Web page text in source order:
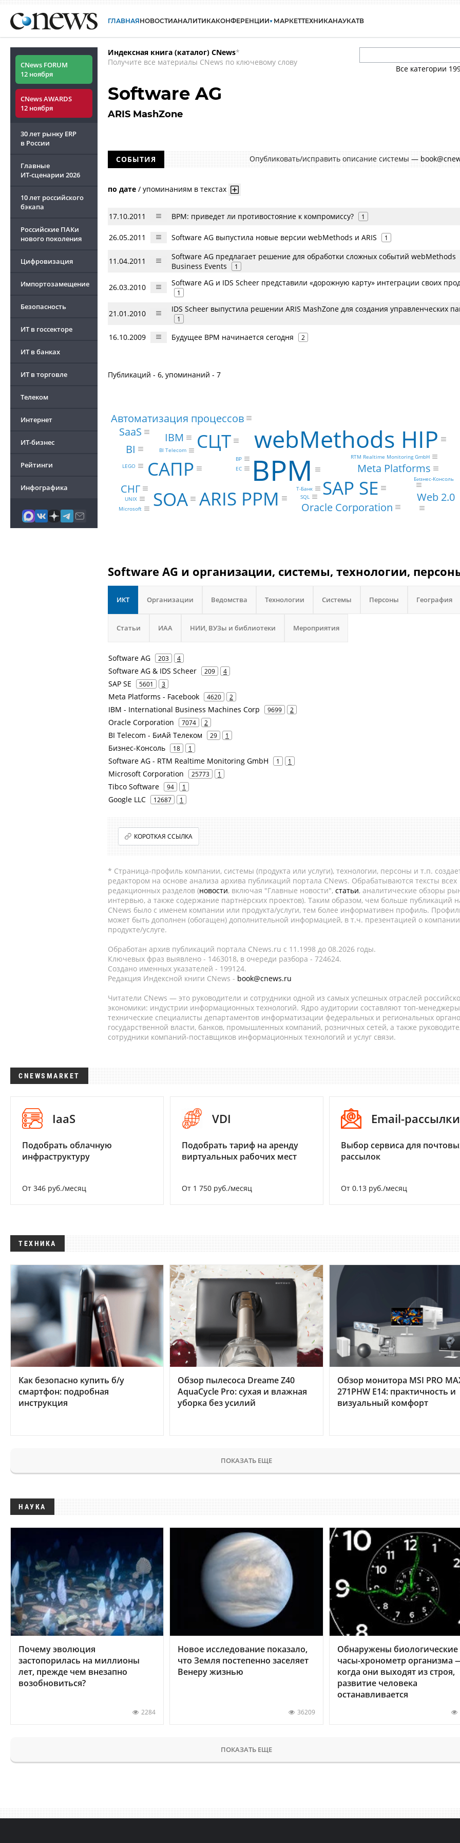
ГЛАВНАЯНОВОСТИАНАЛИТИКАКОНФЕРЕНЦИИ МАРКЕТТЕХНИКАНАУКАТВ
CNews FORUM
12 ноября
CNews AWARDS
12 ноября
30 лет рынку ERP
в России
Главные
ИТ-сценарии 2026
10 лет российского
бэкапа
Российские ПАКи
нового поколения
Цифровизация
Импортозамещение
Безопасность
ИТ в госсекторе
ИТ в банках
ИТ в торговле
Телеком
Интернет
ИТ-бизнес
Рейтинги
Инфографика
Индексная книга (каталог) CNews*
Получите все материалы CNews по ключевому слову
Все категории
Software AG
ARIS MashZone
СОБЫТИЯ Опубликовать/исправить описание системы —
по дате / упоминаниям в текстах
17.10.2011 BPM: приведет ли противостояние к компромиссу? 1
26.05.2011 Software AG выпустила новые версии webMethods и ARIS 1
11.04.2011
Software AG предлагает решение для обработки сложных событий webMethods
Business Events
1
26.03.2010 Software AG и IDS Scheer представили «дорожную карту» интеграции своих
1
21.01.2010 IDS Scheer выпустила решении ARIS MashZone для создания управленческих
1
16.10.2009 Будущее BPM начинается сегодня 2
Публикаций - 6, упоминаний - 7
BPM
webMethods HIP
SAP SE
СЦТ
САПР
SOA ARIS PPM
Meta Platforms
IBM
Oracle Corporation
Web 2.0
SaaS
Автоматизация процессов
BI
СНГ
BI Telecom
Бизнес-Консоль
RTM Realtime Monitoring GmbH
Т-Банк
Microsoft
BP
LEGO
UNIX SQL
ЕС
Software AG и организации, системы, технологии,
ИКТ Организации Ведомства Технологии Системы Персоны География
Статьи ИАА НИИ, ВУЗы и библиотеки Мероприятия
Software AG 203 4
Software AG & IDS Scheer 209 4
SAP SE 5601 3
Meta Platforms - Facebook 4620 2
IBM - International Business Machines Corp 9699 2
Oracle Corporation 7074 2
BI Telecom - БиАй Телеком 29 1
Бизнес-Консоль 18 1
Software AG - RTM Realtime Monitoring GmbH 1 1
Microsoft Corporation 25773 1
Tibco Software 94 1
Google LLC 12687 1
КОРОТКАЯ ССЫЛКА
* Страница-профиль компании, системы (продукта или услуги), технологии, персоны и т.п.
редактором на основе анализа архива публикаций портала CNews. Обрабатываются тексты всех
редакционных разделов (новости, включая "Главные новости", статьи, аналитические обзоры
интервью, а также содержание партнёрских проектов). Таким образом, чем больше публикаций
CNews было с именем компании или продукта/услуги, тем более информативен профиль.
может быть дополнен (обогащен) дополнительной информацией, в т.ч. презентацией о
продукте/услуге.
Обработан архив публикаций портала CNews.ru c 11.1998 до 08.2026 годы.
Ключевых фраз выявлено - 1463018, в очереди разбора - 724624.
Создано именных указателей - 199124.
Редакция Индексной книги CNews - book@cnews.ru
Читатели CNews — это руководители и сотрудники одной из самых успешных отраслей
экономики: индустрии информационных технологий. Ядро аудитории составляют топ-
технические специалисты департаментов информатизации федеральных и региональных
государственной власти, банков, промышленных компаний, розничных сетей, а также
сотрудники компаний-поставщиков информационных технологий и услуг связи.
CNEWSMARKET
IaaS
Подобрать облачную
инфраструктуру
От 346 руб./месяц
VDI
Подобрать тариф на аренду
виртуальных рабочих мест
От 1 750 руб./месяц
Email-рассылки
Выбор сервиса для
рассылок
От 0.13 руб./месяц
ТЕХНИКА
Как безопасно купить б/у
смартфон: подробная
инструкция
Обзор пылесоса Dreame Z40
AquaCycle Pro: сухая и влажная
уборка без усилий
Обзор монитора MSI PRO
271PHW E14: практичность и
визуальный комфорт
ПОКАЗАТЬ ЕЩЕ
НАУКА
Почему эволюция
застопорилась на миллионы
лет, прежде чем внезапно
возобновиться?
2284
Новое исследование показало,
что Земля постепенно заселяет
Венеру жизнью
36209
Обнаружены биологические
часы-хронометр организма
когда они выходят из строя,
развитие человека
останавливается
ПОКАЗАТЬ ЕЩЕ